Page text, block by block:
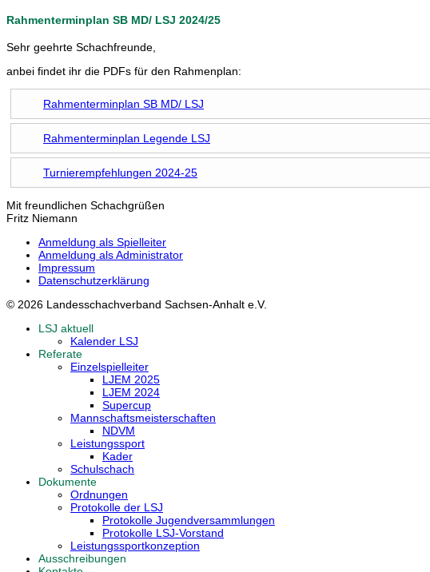
Rahmenterminplan SB MD/ LSJ 2024/25
Sehr geehrte Schachfreunde,
anbei findet ihr die PDFs für den Rahmenplan:
Rahmenterminplan SB MD/ LSJ
Rahmenterminplan Legende LSJ
Turnierempfehlungen 2024-25
Mit freundlichen Schachgrüßen
Fritz Niemann
Anmeldung als Spielleiter
Anmeldung als Administrator
Impressum
Datenschutzerklärung
© 2026 Landesschachverband Sachsen-Anhalt e.V.
LSJ aktuell
Kalender LSJ
Referate
Einzelspielleiter
LJEM 2025
LJEM 2024
Supercup
Mannschaftsmeisterschaften
NDVM
Leistungssport
Kader
Schulschach
Dokumente
Ordnungen
Protokolle der LSJ
Protokolle Jugendversammlungen
Protokolle LSJ-Vorstand
Leistungssportkonzeption
Ausschreibungen